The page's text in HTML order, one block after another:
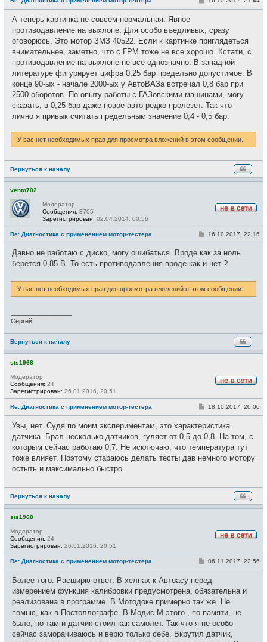
с
е
щ
е
н
и
А теперь картинка не совсем нормальная. Явное
противодавление на выхлопе. Для особо въедливых, сразу
оговорюсь. Это мотор ЗМЗ 40522. Если к картинке приглядеться
внимательнее, заметно, что с ГРМ тоже не все хорошо. Кстати, с
противодавление на выхлопе не все однозначно. В западной
литературе фигурирует цифра 0,25 бар предельно допустимое. В
конце 90-ых - начале 2000-ых у АвтоВАЗа встречал 0,8 бар при
2500 оборотов. По опыту работы с ГАЗовскими машинами, могу
сказать, в 0,25 бар даже новое авто редко пролезет. Так что
лично я привык считать предельным значение 0,4 - 0,5 бар.
У вас нет необходимых прав для просмотра вложений в этом сообщении.
Вернуться к началу
vento702
с
е
Модератор
Сообщения: 3705
Зарегистрирован: 02.04.2014, 00:56
Re: Диагностика с применением мотор-тестера
С
б
щ
и
е
16.10.2017, 22:16
Давно не работаю с диско, могу ошибаться. Вроде как за ноль
берётся 0,85 В. То есть противодавления вроде как и нет ?
У вас нет необходимых прав для просмотра вложений в этом сообщении.
Сергей
Вернуться к началу
sts1968
с
е
Модератор
Сообщения: 24
Зарегистрирован: 26.01.2016, 20:51
Re: Диагностика с применением мотор-тестера
С
б
щ
е
н
и
18.10.2017, 20:00
Увы, нет. Судя по моим экспериментам, это характеристика
датчика. Брал несколько датчиков, гуляет от 0,5 до 0,8. На том, с
которым сейчас работаю 0,7. Не исключаю, что температура тут
тоже влияет. Поэтому стараюсь делать тесты дав немного мотору
остыть и максимально быстро.
Вернуться к началу
sts1968
с
е
Модератор
Сообщения: 24
Зарегистрирован: 26.01.2016, 20:51
Re: Диагностика с применением мотор-тестера
С
б
щ
н
и
06.11.2017, 22:56
Более того. Расширю ответ. В хелпах к Автоасу перед
измерением функция калибровки предусмотрена, обязательна и
реализована в программе. В Мотодоке примерно так же. Не
помню, как в Постоллографе. В Модис-М этого , по памяти, не
было, но там и датчик стоил как самолет. Так что я не особо
сейчас заморачиваюсь и верю только себе. Вкрутил датчик,